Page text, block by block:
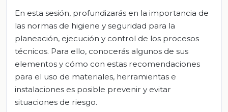
En esta sesión, profundizarás en la importancia de
las normas de higiene y seguridad para la
planeación, ejecución y control de los procesos
técnicos. Para ello, conocerás algunos de sus
elementos y cómo con estas recomendaciones
para el uso de materiales, herramientas e
instalaciones es posible prevenir y evitar
situaciones de riesgo.